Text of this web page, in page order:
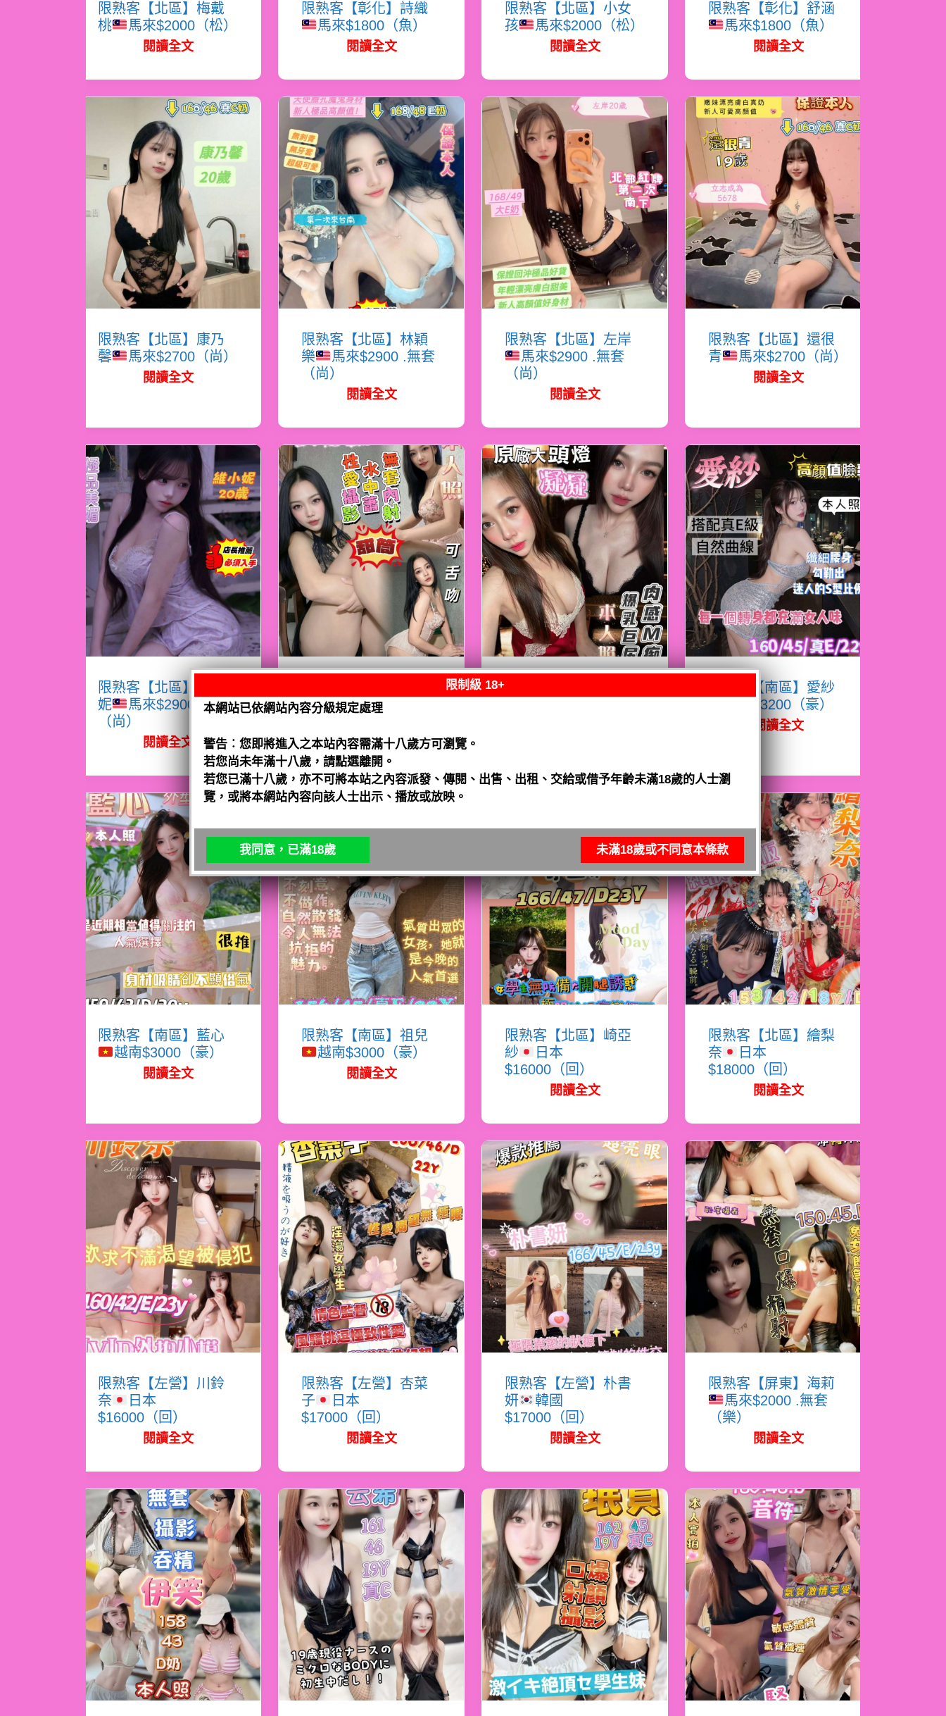
限熟客【北區】梅戴
桃
馬來$2000（松）
閱讀全文
限熟客【彰化】詩織
馬來$1800（魚）
閱讀全文
限熟客【北區】小女
孩
馬來$2000（松）
閱讀全文
限熟客【彰化】舒涵
馬來$1800（魚）
閱讀全文
限熟客【北區】康乃
馨
馬來$2700（尚）
閱讀全文
限熟客【北區】林穎
樂
馬來$2900 .無套
（尚）
閱讀全文
限熟客【北區】左岸
馬來$2900 .無套
（尚）
閱讀全文
限熟客【北區】還很
青
馬來$2700（尚）
閱讀全文
限熟客【北區】維小
妮
馬來$2900 .無套
（尚）
閱讀全文
馬來$2700 .無套
閱讀全文
限熟客【南區】愛紗
越南$3200（豪）
閱讀全文
限熟客【南區】藍心
越南$3000（豪）
閱讀全文
限熟客【南區】祖兒
越南$3000（豪）
閱讀全文
限熟客【北區】崎亞
紗
日本
$16000（回）
閱讀全文
限熟客【北區】繪梨
奈
日本
$18000（回）
閱讀全文
限熟客【左營】川鈴
奈
日本
$16000（回）
閱讀全文
限熟客【左營】杏菜
子
日本
$17000（回）
閱讀全文
限熟客【左營】朴書
妍
韓國
$17000（回）
閱讀全文
限熟客【屏東】海莉
馬來$2000 .無套
（樂）
閱讀全文
限制級 18+
本網站已依網站內容分級規定處理
警告︰您即將進入之本站內容需滿十八歲方可瀏覽。
若您尚未年滿十八歲，請點選離開。
若您已滿十八歲，亦不可將本站之內容派發、傳閱、出售、出租、交給或借予年齡未滿18歲的人士瀏
覽，或將本網站內容向該人士出示、播放或放映。
我同意，已滿18歲 未滿18歲或不同意本條款